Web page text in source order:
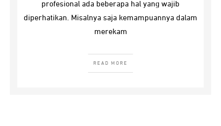
profesional ada beberapa hal yang wajib
diperhatikan. Misalnya saja kemampuannya dalam
merekam
READ MORE